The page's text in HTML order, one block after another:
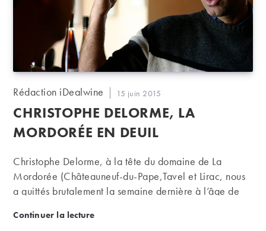
Auteur/autrice
la
publication :
Rédaction iDealwine
Publication
15 juin 2015
CHRISTOPHE DELORME, LA
MORDORÉE EN DEUIL
Christophe Delorme, à la tête du domaine de La
Mordorée (Châteauneuf-du-Pape,Tavel et Lirac, nous
a quittés brutalement la semaine dernière à l’âge de
Continuer la lectureChristophe Delorme, La Mordorée en deuil